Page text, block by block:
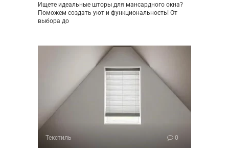
Ищете идеальные шторы для мансардного окна?
Поможем создать уют и функциональность! От
выбора до
Текстиль 0